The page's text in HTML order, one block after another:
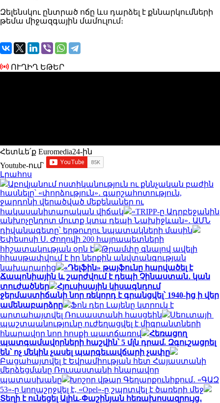
Զելենսկու ընտրած ոճը ևս դարձել է քննարկումների
թեմա միջազգային մամուլում։
ՈՒՂԻՂ ԵԹԵՐ
Հետևե՛ք Euromedia24-ին
Youtube-ում`
Լրահոս
Աբովյանում ոստիկանություն ու քննչական բաժին
հասնելը՝ «փորձություն»․ գարշահոտություն,
ջարդոնի վերածված մեքենաներ ու
հակասանիտարական վիճակ
«TRIPP-ը Ադրբեջանին
անխոչընդոտ մուտք կտա դեպի Նախիջևան»․ ԱՄՆ
դիվանագետը՝ երթուղու նպատակների մասին
Եփեսոսի Ս. Ժողովի 200 հայրապետների
հիշատակության օրն է
Թրամփը գնալով ավելի
հիասթափվում է իր ներքին անվտանգության
նախարարից
«Դելֆին» թայֆունը հարվածել է
Ճապոնիային և շարժվում է դեպի Չինաստան․ կան
տուժածներ
Հյուսիսային կիսագնդում
ջերմաստիճանի նոր ռեկորդ է գրանցվել՝ 1940-ից ի վեր
ամենաբարձրը
Ֆոն դեր Լայենը կտրուկ է
արտահայտվել Ռուսաստանի հասցեին
Սեուտայի ​​
պաշտպանությունը ուժեղացվել է միգրանտների
հնարավոր նոր հոսքի պատճառով
Հեռացող
պատգամավորների հաշվին՝ 5 մլն դրամ. Զգուշացրել
են՝ ոչ մեկին չասել պարգեւավճարի չափը
Բացահայտվել է Եվրամիության հետ Հայաստանի
մերձեցմանը Ռուսաստանի հնարավոր
պատասխանը
Խոշոր վթար Գեղարքունիքում․ «ԳԱԶ
53»-ը կողաշրջվել է, «Opel»-ը շպրտվել է ծառերի մեջ
Տեղի է ունեցել Ալիև-Փաշինյան հեռախոսազրույց․